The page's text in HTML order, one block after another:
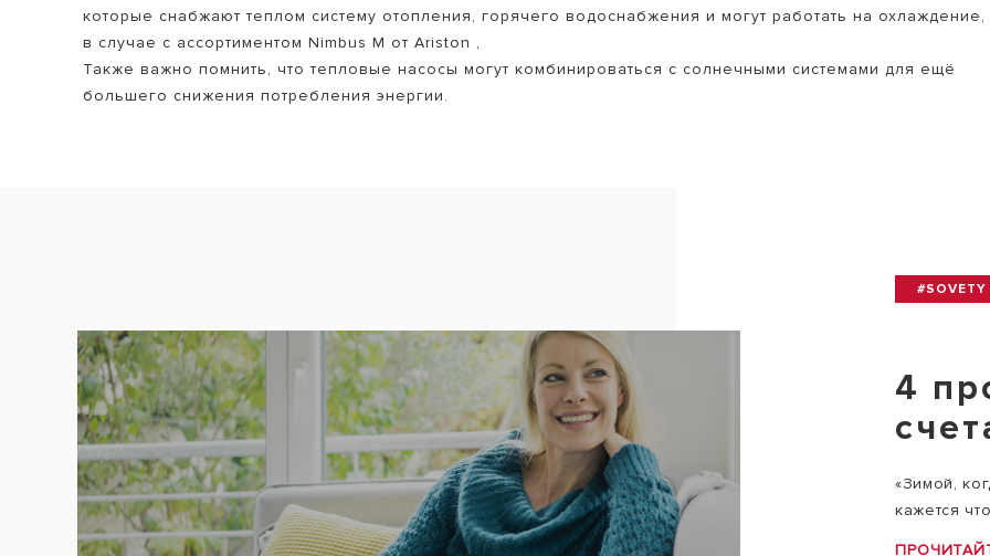
которые снабжают теплом систему отопления, горячего водоснабжения и могут работать на охлаждение,
в случае с ассортиментом Nimbus M от Ariston ,
Также важно помнить, что тепловые насосы могут комбинироваться с солнечными системами для ещё
большего снижения потребления энергии.
#SOVETY
4
«Зимой,
кажется